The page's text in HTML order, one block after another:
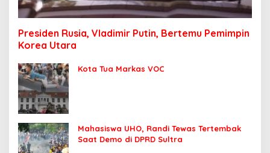
Presiden Rusia, Vladimir Putin, Bertemu Pemimpin
Korea Utara
Kota Tua Markas VOC
Mahasiswa UHO, Randi Tewas Tertembak
Saat Demo di DPRD Sultra